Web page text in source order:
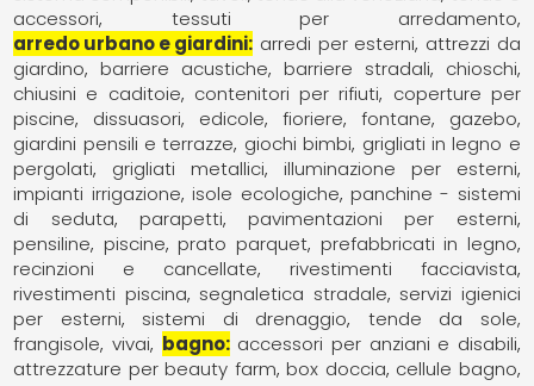
accessori
tessuti per arredamento
arredo urbano e giardini arredi per esterni attrezzi da
giardino
barriere acustiche barriere stradali
chioschi
chiusini e caditoie
contenitori per rifiuti
coperture per
piscine
dissuasori edicole fioriere fontane
gazebo
giardini pensili e terrazze giochi bimbi grigliati in legno e
pergolati
grigliati metallici
illuminazione per esterni
impianti irrigazione isole ecologiche panchine - sistemi
di seduta
parapetti
pavimentazioni per esterni
pensiline piscine prato parquet prefabbricati in legno
recinzioni e cancellate
rivestimenti facciavista
rivestimenti piscina segnaletica stradale servizi igienici
per esterni
sistemi di drenaggio
tende da sole,
frangisole vivai bagno accessori per anziani e disabili
attrezzature per beauty farm box doccia cellule bagno